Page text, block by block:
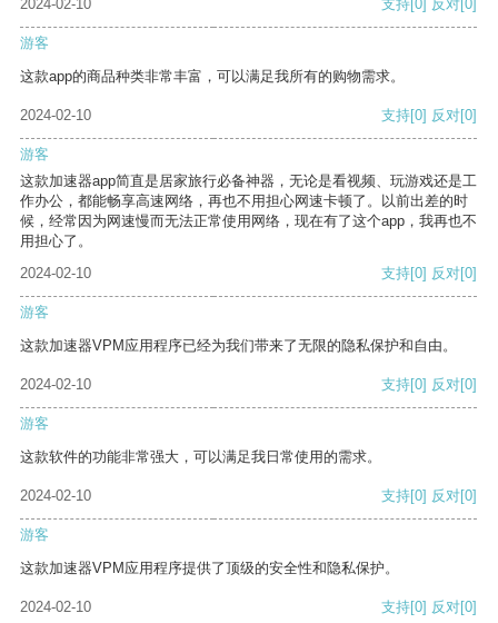
2024-02-10
支持[0] 反对[0]
游客
这款app的商品种类非常丰富，可以满足我所有的购物需求。
2024-02-10 支持[0] 反对[0]
游客
这款加速器app简直是居家旅行必备神器，无论是看视频、玩游戏还是工
作办公，都能畅享高速网络，再也不用担心网速卡顿了。以前出差的时
候，经常因为网速慢而无法正常使用网络，现在有了这个app，我再也不
用担心了。
2024-02-10
支持[0] 反对[0]
游客
这款加速器VPM应用程序已经为我们带来了无限的隐私保护和自由。
2024-02-10 支持[0] 反对[0]
游客
这款软件的功能非常强大，可以满足我日常使用的需求。
2024-02-10 支持[0] 反对[0]
游客
这款加速器VPM应用程序提供了顶级的安全性和隐私保护。
2024-02-10 支持[0] 反对[0]